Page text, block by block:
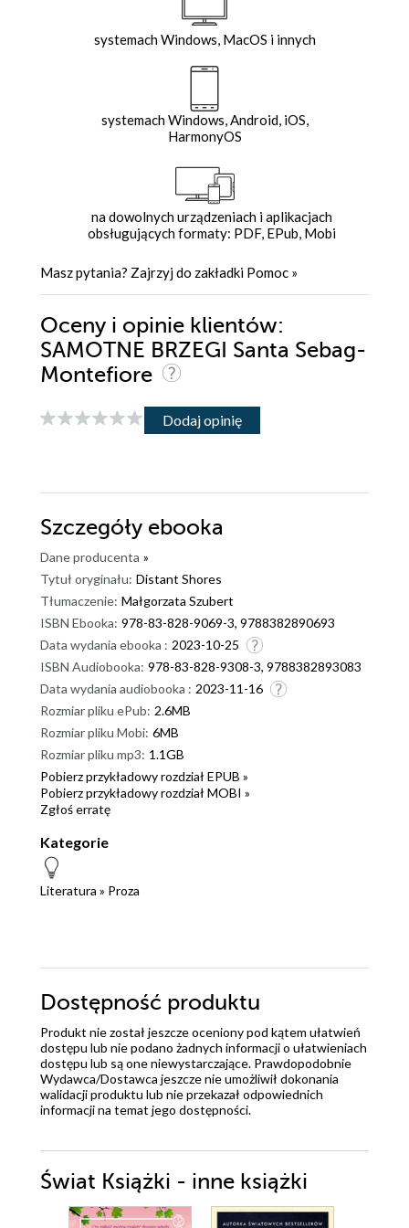
systemach Windows, MacOS i innych
systemach Windows, Android, iOS,
HarmonyOS
na dowolnych urządzeniach i aplikacjach
obsługujących formaty: PDF, EPub, Mobi
Masz pytania? Zajrzyj do zakładki Pomoc »
Oceny i opinie klientów:
SAMOTNE BRZEGI Santa Sebag-
Montefiore
Dodaj opinię
Szczegóły ebooka
Dane producenta »
Tytuł oryginału: Distant Shores
Tłumaczenie: Małgorzata Szubert
ISBN Ebooka: 978-83-828-9069-3, 9788382890693
Data wydania ebooka : 2023-10-25
ISBN Audiobooka: 978-83-828-9308-3, 9788382893083
Data wydania audiobooka : 2023-11-16
Rozmiar pliku ePub: 2.6MB
Rozmiar pliku Mobi: 6MB
Rozmiar pliku mp3: 1.1GB
Pobierz przykładowy rozdział EPUB »
Pobierz przykładowy rozdział MOBI »
Zgłoś erratę
Kategorie
Literatura » Proza
Dostępność produktu
Produkt nie został jeszcze oceniony pod kątem ułatwień
dostępu lub nie podano żadnych informacji o ułatwieniach
dostępu lub są one niewystarczające. Prawdopodobnie
Wydawca/Dostawca jeszcze nie umożliwił dokonania
walidacji produktu lub nie przekazał odpowiednich
informacji na temat jego dostępności.
Świat Książki - inne książki